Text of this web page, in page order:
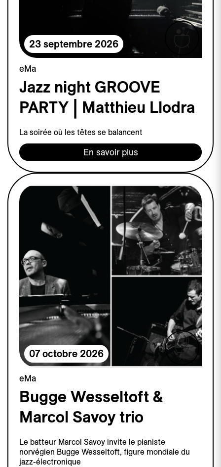
23 septembre 2026
eMa
Jazz night GROOVE
PARTY | Matthieu Llodra
La soirée où les têtes se balancent
En savoir plus
07 octobre 2026
eMa
Bugge Wesseltoft &
Marcol Savoy trio
Le batteur Marcol Savoy invite le pianiste
norvégien Bugge Wesseltoft, figure mondiale du
jazz-électronique